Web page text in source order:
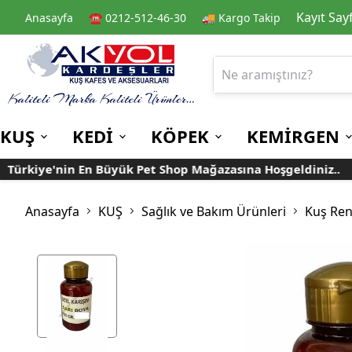
Anasayfa ☎️ 0212-512-46-30 🚚 Kargo Takip Kayıt
KUŞ
Kafes
Muhabbet
Papağan
Taşıma Kafesi
Rulolu Kafes
Kafes Aksesuarları
Yemlikler
KEDİ
Kedi Kuru Mamalar Kedi Kumları
Taşımalar
KÖPEK
Kuru Mamalar Konserve Mamalar
Mama ve Su Kapları
KEMİRGEN
Guinea Pig Yemleri
En Büyük Pet Shop Mağazasına Hoşgeldiniz..
Anasayfa KUŞ Sağlık ve Bakım Ürünleri Kuş